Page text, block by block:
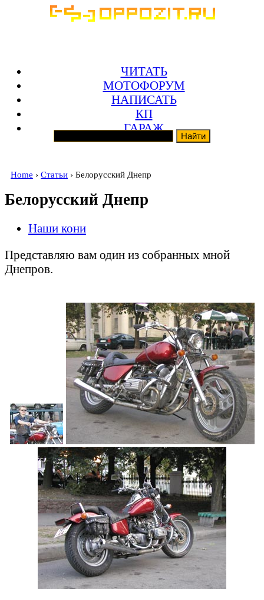
ЧИТАТЬ
МОТОФОРУМ
НАПИСАТЬ
КП
ГАРАЖ
Home › Статьи › Белорусский Днепр
Белорусский Днепр
Наши кони
Представляю вам один из собранных мной
Днепров.